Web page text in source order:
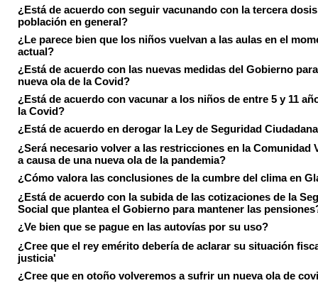
¿Está de acuerdo con seguir vacunando con la tercera
población en general?
¿Le parece bien que los niños vuelvan a las aulas en el
actual?
¿Está de acuerdo con las nuevas medidas del Gobierno
nueva ola de la Covid?
¿Está de acuerdo con vacunar a los niños de entre 5 y 11
la Covid?
¿Está de acuerdo en derogar la Ley de Seguridad
¿Será necesario volver a las restricciones en la Comunidad
a causa de una nueva ola de la pandemia?
¿Cómo valora las conclusiones de la cumbre del clima en
¿Está de acuerdo con la subida de las cotizaciones de la
Social que plantea el Gobierno para mantener las
¿Ve bien que se pague en las autovías por su uso?
¿Cree que el rey emérito debería de aclarar su situación
justicia'
¿Cree que en otoño volveremos a sufrir un nueva ola de